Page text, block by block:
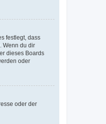
festlegt, dass
Wenn du dir
dieses Boards
oder
oder der